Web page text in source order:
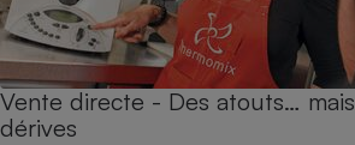
Vente directe - Des atouts…
dérives